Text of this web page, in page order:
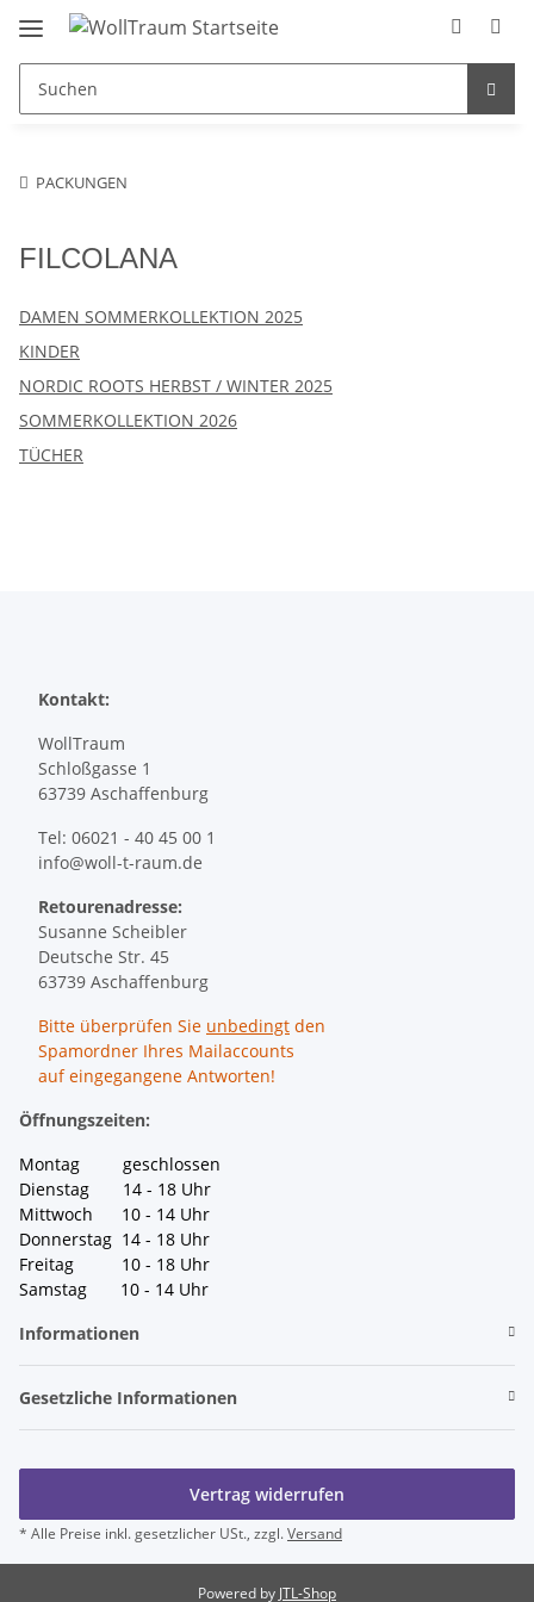
PACKUNGEN
FILCOLANA
DAMEN SOMMERKOLLEKTION 2025
KINDER
NORDIC ROOTS HERBST / WINTER 2025
SOMMERKOLLEKTION 2026
TÜCHER
Kontakt:
WollTraum
Schloßgasse 1
63739 Aschaffenburg
Tel: 06021 - 40 45 00 1
info@woll-t-raum.de
Retourenadresse:
Susanne Scheibler
Deutsche Str. 45
63739 Aschaffenburg
Bitte überprüfen Sie unbedingt den
Spamordner Ihres Mailaccounts
auf eingegangene Antworten!
Öffnungszeiten:
Montag geschlossen
Dienstag 14 - 18 Uhr
Mittwoch 10 - 14 Uhr
Donnerstag 14 - 18 Uhr
Freitag 10 - 18 Uhr
Samstag 10 - 14 Uhr
Informationen
Gesetzliche Informationen
Vertrag widerrufen
* Alle Preise inkl. gesetzlicher USt., zzgl.Versand
Powered by JTL-Shop